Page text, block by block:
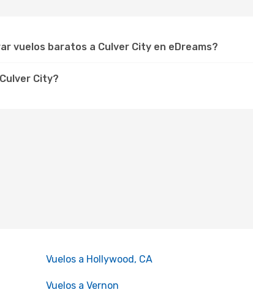
vuelos baratos a Culver City en eDreams?
City?
Vuelos a Hollywood, CA
Vuelos a Vernon